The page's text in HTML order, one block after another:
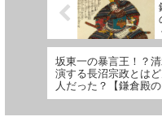
坂東一の暴言王！？
演する長沼宗政とは
人だった？【鎌倉殿の